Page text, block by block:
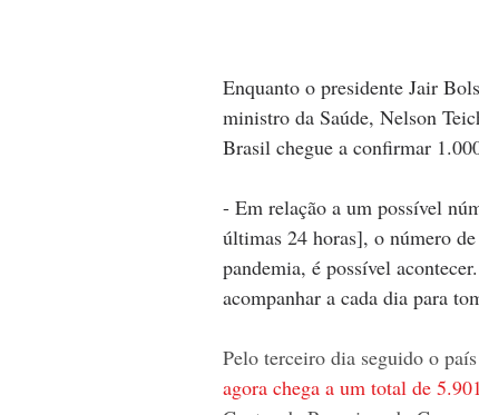
Enquanto o presidente Jair
ministro da Saúde, Nelson
Brasil chegue a confirmar
- Em relação a um possível
últimas 24 horas], o número
pandemia, é possível
acompanhar a cada dia para
Pelo terceiro dia seguido o
agora chega a um total de